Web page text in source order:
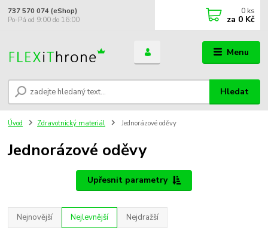
Menu
Hledat
737 570 074 (eShop)
Po-Pá od 9:00 do 16:00
0 ks
za 0 Kč
Úvod Zdravotnický materiál Jednorázové oděvy
Jednorázové oděvy
Upřesnit parametry
Nejnovější Nejlevnější Nejdražší